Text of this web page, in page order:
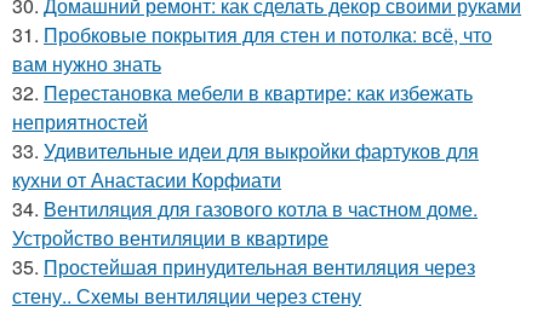
31. Пробковые покрытия для стен и потолка: всё, что
вам нужно знать
32. Перестановка мебели в квартире: как избежать
неприятностей
33. Удивительные идеи для выкройки фартуков для
кухни от Анастасии Корфиати
34. Вентиляция для газового котла в частном доме.
Устройство вентиляции в квартире
35. Простейшая принудительная вентиляция через
стену.. Схемы вентиляции через стену